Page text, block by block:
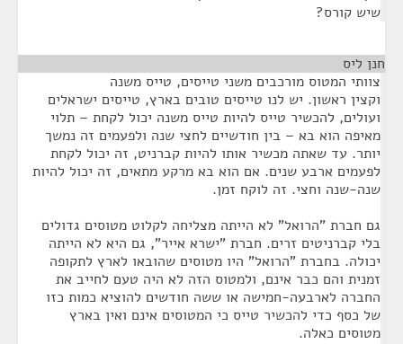
שיש קורס?
חנן ליס
צוותי המטוס מורכבים משני טייסים, טייס משנה
וקצין ראשון. יש לנו טייסים טובים בארץ, טייסים ישראלים
ועולים, להכשיר טייס להיות טייס משנה יכול לקחת – תלוי
מאיפה הוא בא – בין חודשיים לחצי שנה ולפעמים זה נמשך
יותר. עד שאתה מכשיר אותו להיות קברניט, זה יכול לקחת
לפעמים ארבע שנים. אם הוא בא מרקע מתאים, זה יכול להיות
שנה-שנה וחצי. זה לוקח זמן.
גם חברת "הרואל" לא הייתה מצליחה לקלוט מטוסים גדולים
בלי קברניטים זרים. חברת "ישרא אייר", גם היא לא הייתה
יכולה. בחברת "הרואל" היו מטוסים שהובאו לארץ לתקופה
זמנית והם כבר אינם, ולמטוס הזה לא היה טעם לחייב את
החברה לארבעה-חמישה או ששה חודשים להוציא כמות כזו
של כסף כדי להכשיר טייס כי המטוסים אינם ואין בארץ
מטוסים כאלה.